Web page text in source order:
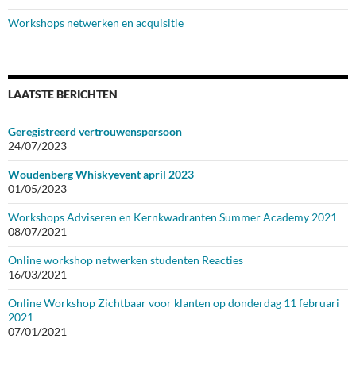
Workshops netwerken en acquisitie
LAATSTE BERICHTEN
Geregistreerd vertrouwenspersoon
24/07/2023
Woudenberg Whiskyevent april 2023
01/05/2023
Workshops Adviseren en Kernkwadranten Summer Academy 2021
08/07/2021
Online workshop netwerken studenten Reacties
16/03/2021
Online Workshop Zichtbaar voor klanten op donderdag 11 februari
2021
07/01/2021